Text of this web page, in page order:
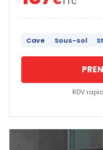
Cave Sous-sol
RDV